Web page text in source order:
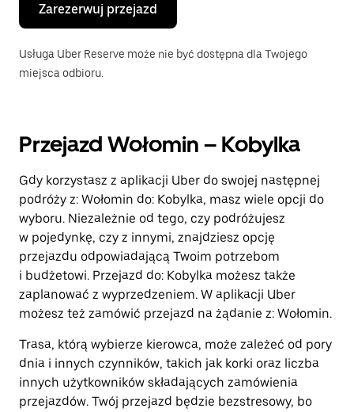
Zarezerwuj przejazd
Usługa Uber Reserve może nie być dostępna dla Twojego
miejsca odbioru.
Przejazd Wołomin – Kobylka
Gdy korzystasz z aplikacji Uber do swojej następnej
podróży z: Wołomin do: Kobylka, masz wiele opcji do
wyboru. Niezależnie od tego, czy podróżujesz
w pojedynkę, czy z innymi, znajdziesz opcję
przejazdu odpowiadającą Twoim potrzebom
i budżetowi. Przejazd do: Kobylka możesz także
zaplanować z wyprzedzeniem. W aplikacji Uber
możesz też zamówić przejazd na żądanie z: Wołomin.
Trasa, którą wybierze kierowca, może zależeć od pory
dnia i innych czynników, takich jak korki oraz liczba
innych użytkowników składających zamówienia
przejazdów. Twój przejazd będzie bezstresowy, bo